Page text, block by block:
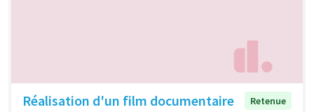
Réalisation d'un film documentaire
Retenue